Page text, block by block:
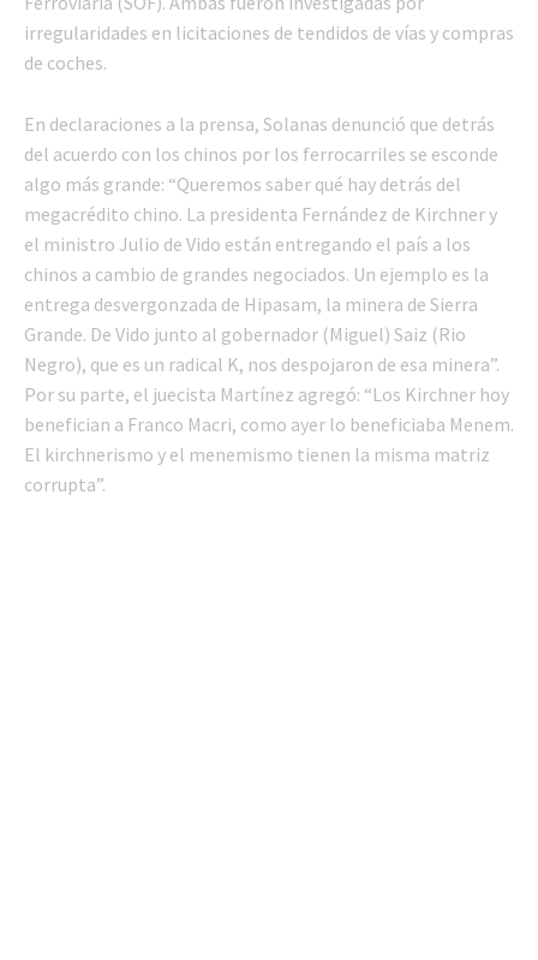
irregularidades en licitaciones de tendidos de vías y compras
de coches.
En declaraciones a la prensa, Solanas denunció que detrás
del acuerdo con los chinos por los ferrocarriles se esconde
algo más grande: “Queremos saber qué hay detrás del
megacrédito chino. La presidenta Fernández de Kirchner y
el ministro Julio de Vido están entregando el país a los
chinos a cambio de grandes negociados. Un ejemplo es la
entrega desvergonzada de Hipasam, la minera de Sierra
Grande. De Vido junto al gobernador (Miguel) Saiz (Rio
Negro), que es un radical K, nos despojaron de esa minera”.
Por su parte, el juecista Martínez agregó: “Los Kirchner hoy
benefician a Franco Macri, como ayer lo beneficiaba Menem.
El kirchnerismo y el menemismo tienen la misma matriz
corrupta”.